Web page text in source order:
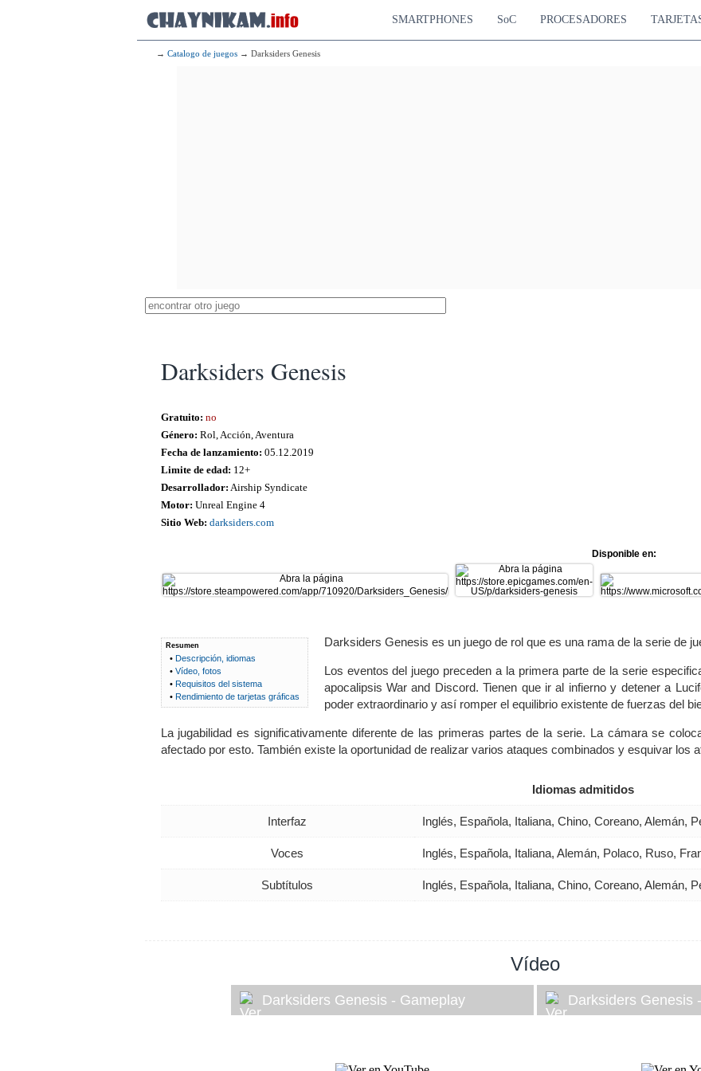
SMARTPHONES SoC PROCESADORES
→ Catalogo de juegos → Darksiders Genesis
Darksiders Genesis
Gratuito: no
Género: Rol, Acción, Aventura
Fecha de lanzamiento: 05.12.2019
Limite de edad: 12+
Desarrollador: Airship Syndicate
Motor: Unreal Engine 4
Sitio Web: darksiders.com
Disponible en:
Resumen
• Descripción, idiomas
• Vídeo, fotos
• Requisitos del sistema
• Rendimiento de tarjetas gráficas
Darksiders Genesis es un juego de rol que es una rama de la serie de
Los eventos del juego preceden a la primera parte de la serie
apocalipsis War and Discord. Tienen que ir al infierno y detener a
poder extraordinario y así romper el equilibrio existente de fuerzas del
La jugabilidad es significativamente diferente de las primeras partes de la serie. La cámara se
afectado por esto. También existe la oportunidad de realizar varios ataques combinados y esquivar los
Idiomas admitidos
Interfaz Inglés, Española, Italiana, Chino, Coreano, Alemán,
Voces Inglés, Española, Italiana, Alemán, Polaco, Ruso,
Subtítulos Inglés, Española, Italiana, Chino, Coreano, Alemán,
Vídeo
Darksiders Genesis - Gameplay Darksiders Genesis